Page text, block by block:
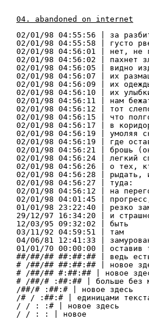
04. abandoned on internet
02/01/98 04:55:56 | за
02/01/98 04:55:58 | густо
02/01/98 04:56:01 | нет, не
02/01/98 04:56:02 | пахнет
02/01/98 04:56:05 | видно
02/01/98 04:56:07 | их
02/01/98 04:56:09 | их
02/01/98 04:56:10 | их
02/01/98 04:56:11 | нам
02/01/98 04:56:12 | тот
02/01/98 04:56:15 | что
02/01/98 04:56:17 | в
02/01/98 04:56:19 | умоляя
02/01/98 04:56:19 | где
02/01/98 04:56:21 | брошь
02/01/98 04:56:24 | легкий
02/01/98 04:56:26 | о тех,
02/01/98 04:56:28 | рыдать,
02/01/98 04:56:27 | туда:
02/01/98 04:56:12 | на
02/01/98 04:01:45 |
01/01/98 23:22:40 | резко
29/12/97 16:34:20 | и
12/03/95 09:32:02 | быть
03/11/92 04:59:51 | там
04/06/81 12:41:33 |
01/01/70 00:00:00 | оставив
##/##/## ##:##:## | ведь
# /##/## ##:##:## | новое
# /##/## #:##:## | новое
# /##/# :##:## | больше без
/##/# :##:# | новое здесь
/# / :##:# | единицами
/ / : :# | новое здесь
/ / : : | новое